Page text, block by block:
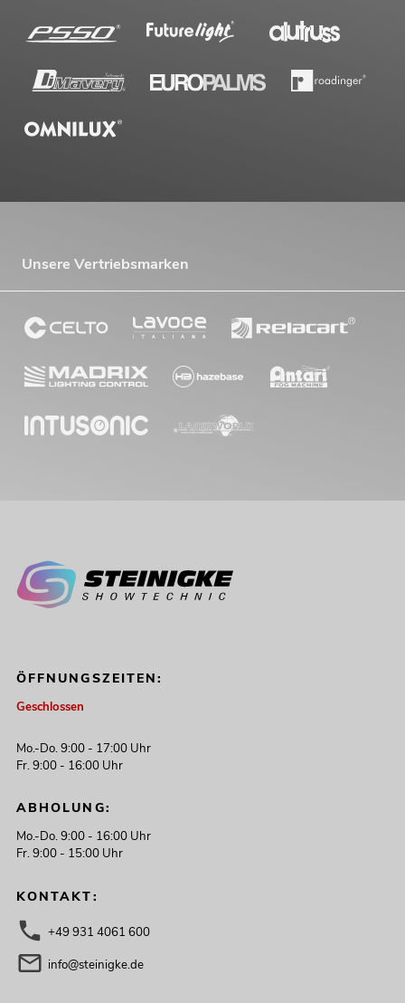
Unsere Vertriebsmarken
ÖFFNUNGSZEITEN:
Geschlossen
Mo.-Do. 9:00 - 17:00 Uhr
Fr. 9:00 - 16:00 Uhr
ABHOLUNG:
Mo.-Do. 9:00 - 16:00 Uhr
Fr. 9:00 - 15:00 Uhr
KONTAKT:
+49 931 4061 600
info@steinigke.de